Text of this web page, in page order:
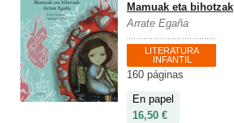
Mamuak eta bihotzak
Arrate Egaña
LITERATURA
INFANTIL
160 páginas
En papel
16,50 €